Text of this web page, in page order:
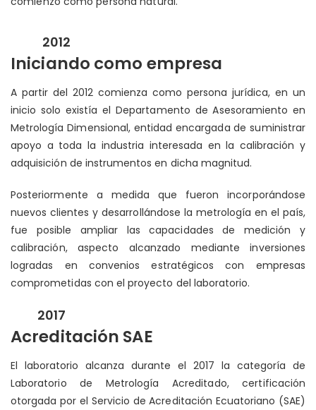
2012
Iniciando como empresa
A partir del 2012 comienza como persona jurídica, en un
inicio solo existía el Departamento de Asesoramiento en
Metrología Dimensional, entidad encargada de suministrar
apoyo a toda la industria interesada en la calibración y
adquisición de instrumentos en dicha magnitud.
Posteriormente a medida que fueron incorporándose
nuevos clientes y desarrollándose la metrología en el país,
fue posible ampliar las capacidades de medición y
calibración, aspecto alcanzado mediante inversiones
logradas en convenios estratégicos con empresas
comprometidas con el proyecto del laboratorio.
2017
Acreditación SAE
El laboratorio alcanza durante el 2017 la categoría de
Laboratorio de Metrología Acreditado, certificación
otorgada por el Servicio de Acreditación Ecuatoriano (SAE)